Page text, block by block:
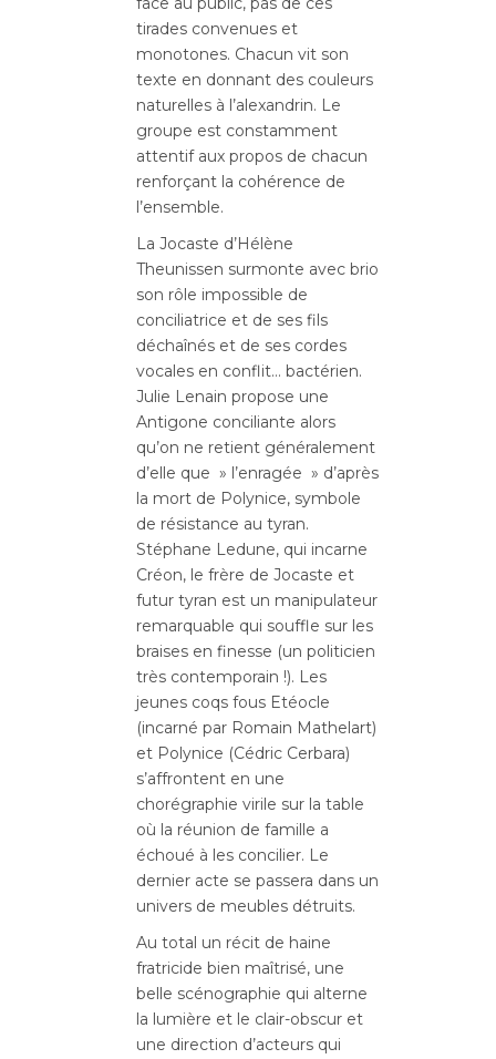
tirades convenues et
monotones. Chacun vit son
texte en donnant des couleurs
naturelles à l’alexandrin. Le
groupe est constamment
attentif aux propos de chacun
renforçant la cohérence de
l’ensemble.
La Jocaste d’Hélène
Theunissen surmonte avec brio
son rôle impossible de
conciliatrice et de ses fils
déchaînés et de ses cordes
vocales en conflit… bactérien.
Julie Lenain propose une
Antigone conciliante alors
qu’on ne retient généralement
d’elle que » l’enragée » d’après
la mort de Polynice, symbole
de résistance au tyran.
Stéphane Ledune, qui incarne
Créon, le frère de Jocaste et
futur tyran est un manipulateur
remarquable qui souffle sur les
braises en finesse (un politicien
très contemporain !). Les
jeunes coqs fous Etéocle
(incarné par Romain Mathelart)
et Polynice (Cédric Cerbara)
s’affrontent en une
chorégraphie virile sur la table
où la réunion de famille a
échoué à les concilier. Le
dernier acte se passera dans un
univers de meubles détruits.
Au total un récit de haine
fratricide bien maîtrisé, une
belle scénographie qui alterne
la lumière et le clair-obscur et
une direction d’acteurs qui